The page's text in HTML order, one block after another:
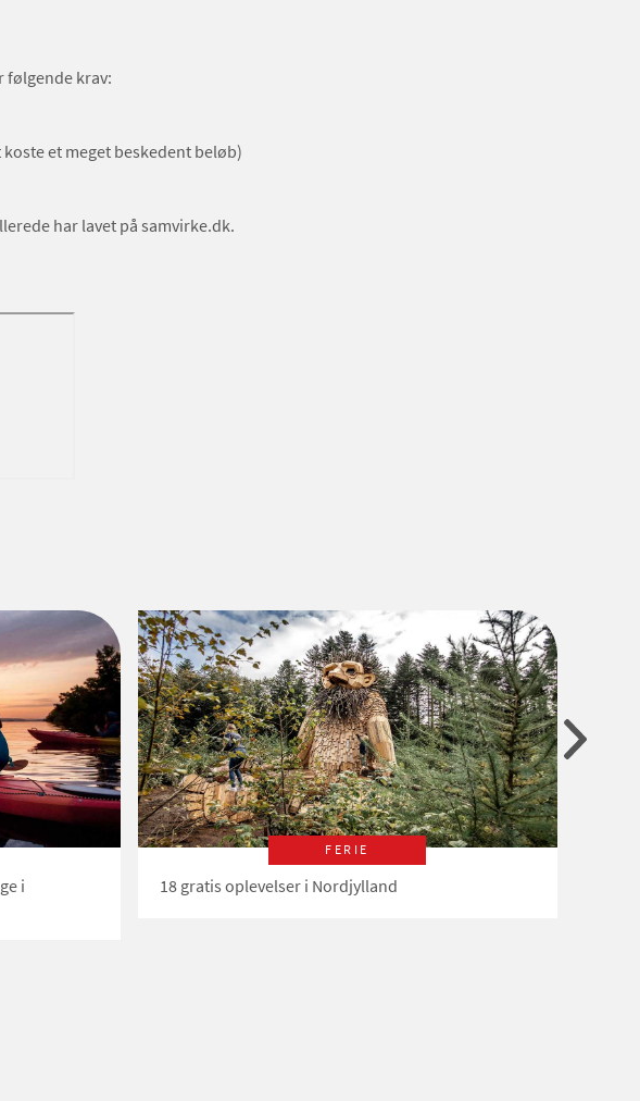
følgende krav:
et meget beskedent beløb)
har lavet på samvirke.dk.
i
FERIE
18 gratis oplevelser i Nordjylland